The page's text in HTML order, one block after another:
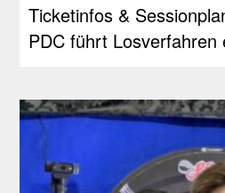
Ticketinfos &
PDC führt Losverfahren